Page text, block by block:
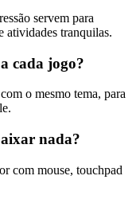
servem para
atividades tranquilas.
cada jogo?
o mesmo tema, para
nada?
com mouse, touchpad